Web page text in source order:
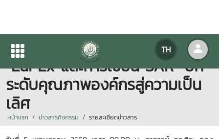
TH
แม่โจ้-ชุมพร จัดอบรมเข้ม
“EdPEx และการเขียน SAR” ยก
ระดับคุณภาพองค์กรสู่ความเป็น
เลิศ
หน้าแรก ข่าวสารกิจกรรม รายละเอียดข่าวสาร